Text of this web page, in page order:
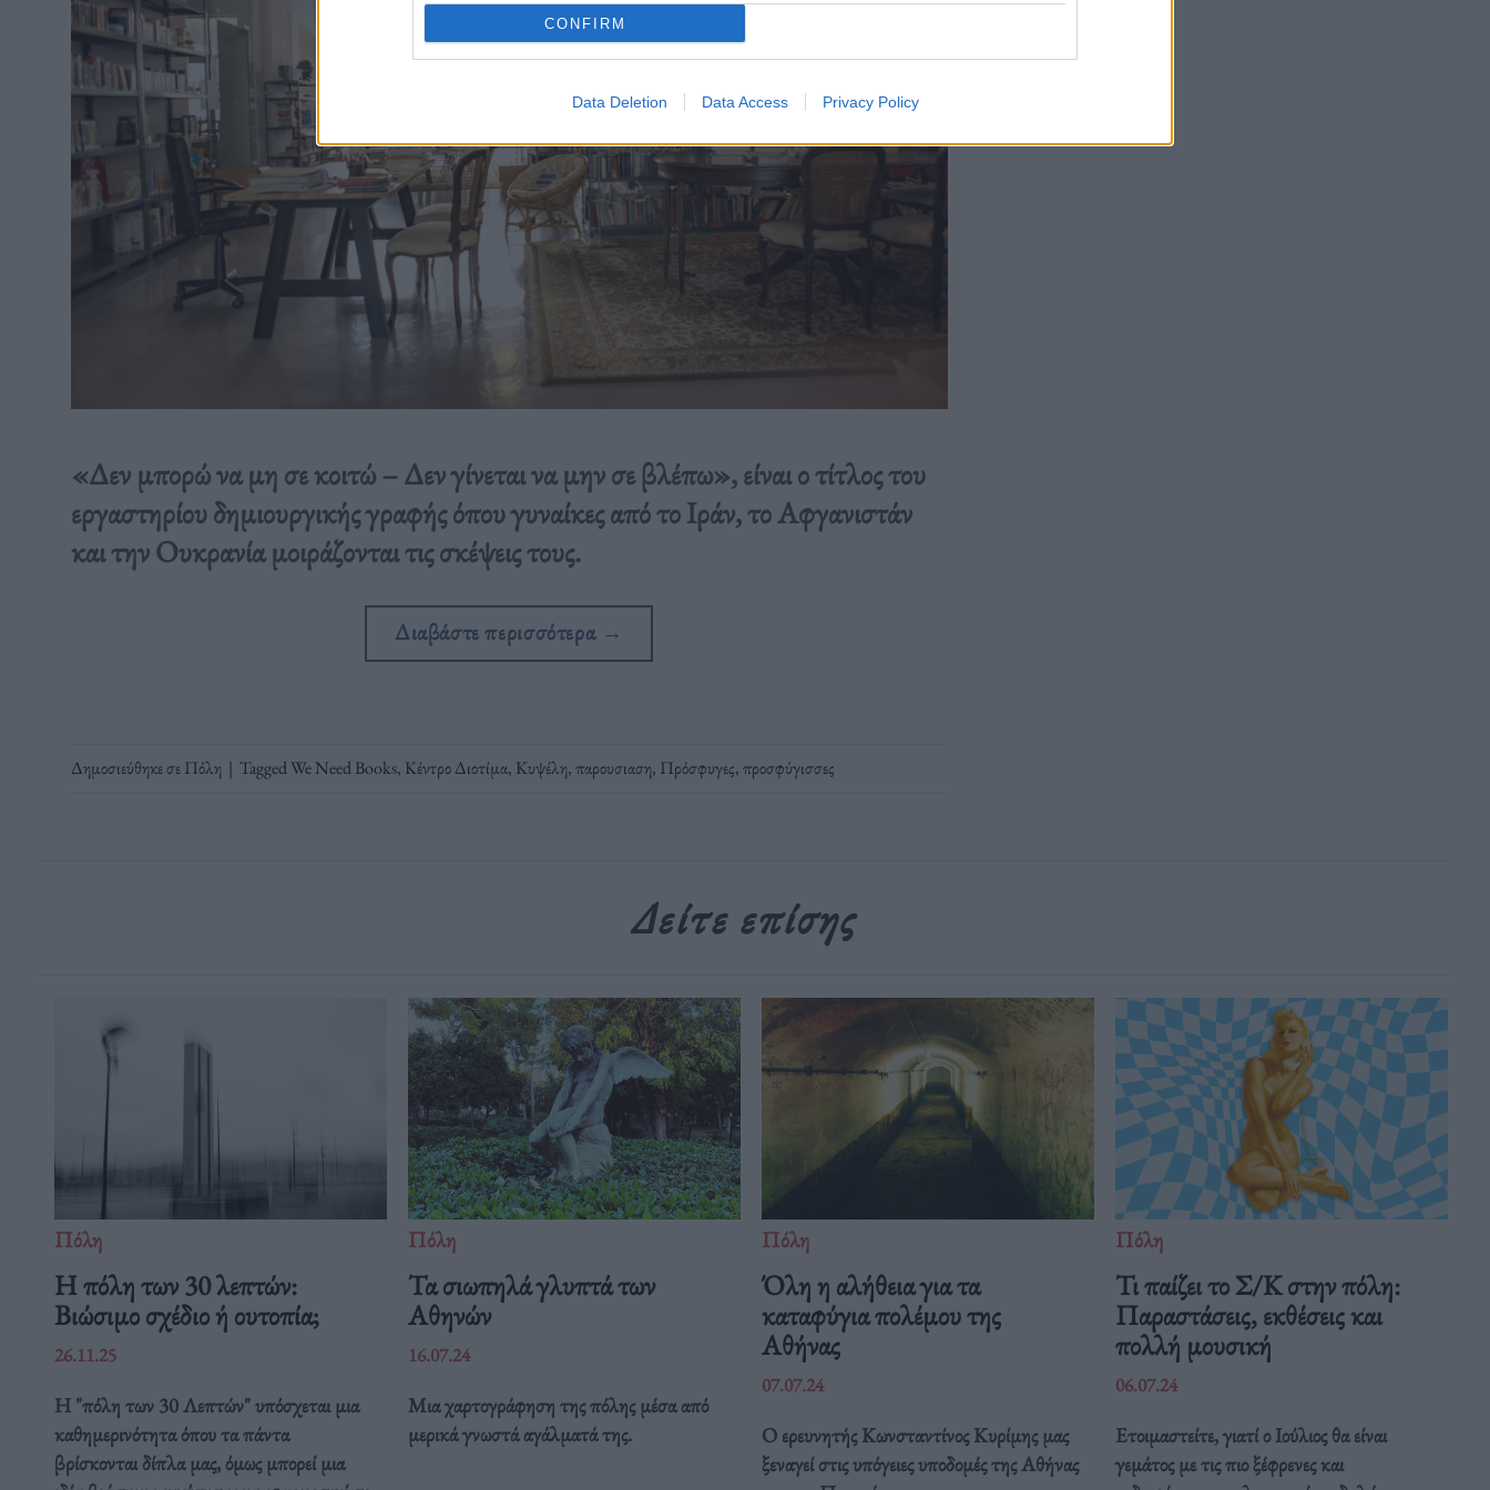
CONFIRM
Data Deletion Data Access Privacy Policy
«Δεν μπορώ να μη σε κοιτώ – Δεν γίνεται να μην σε βλέπω», είναι ο τίτλος του
εργαστηρίου δημιουργικής γραφής όπου γυναίκες από το Ιράν, το Αφγανιστάν
και την Ουκρανία μοιράζονται τις σκέψεις τους.
Διαβάστε περισσότερα →
Δημοσιεύθηκε σεΠόλη | TaggedWe Need Books, Κέντρο Διοτίμα, Κυψέλη,παρουσιαση, Πρόσφυγες,προσφύγισσες
Δείτε επίσης
Πόλη
Η πόλη των 30 λεπτών:
Βιώσιμο σχέδιο ή ουτοπία;
26.11.25
Η "πόλη των 30 Λεπτών" υπόσχεται μια
καθημερινότητα όπου τα πάντα
βρίσκονται δίπλα μας, όμως μπορεί μια
Πόλη
Τα σιωπηλά γλυπτά των
Αθηνών
16.07.24
Μια χαρτογράφηση της πόλης μέσα από
μερικά γνωστά αγάλματά της.
Πόλη
Όλη η αλήθεια για τα
καταφύγια πολέμου της
Αθήνας
07.07.24
Ο ερευνητής Κωνσταντίνος Κυρίμης μας
ξεναγεί στις υπόγειες υποδομές της Αθήνας
Πόλη
Τι παίζει το Σ/Κ στην πόλη:
Παραστάσεις, εκθέσεις και
πολλή μουσική
06.07.24
Ετοιμαστείτε, γιατί ο Ιούλιος θα είναι
γεμάτος με τις πιο ξέφρενες και